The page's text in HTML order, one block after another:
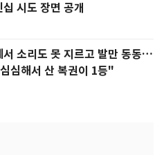
시도 장면 공개
소리도 못 지르고 발만 동동…
심해서 산 복권이 1등"